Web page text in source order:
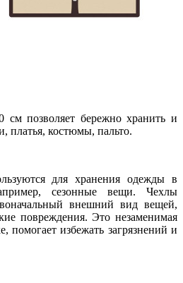
см позволяет бережно хранить и
платья, костюмы, пальто.
для хранения одежды в
сезонные вещи. Чехлы
внешний вид вещей,
повреждения. Это незаменимая
помогает избежать загрязнений и